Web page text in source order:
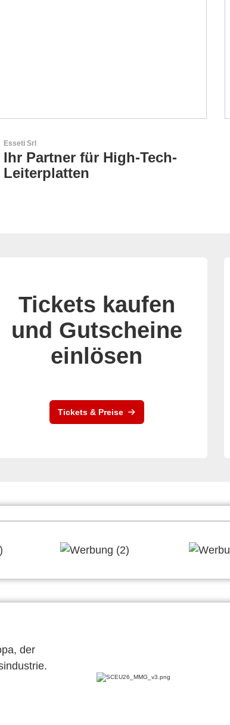
GEYER - Ihr zuverlässiger
Partner
Tickets kaufen
und Gutscheine
einlösen
Tickets & Preise
der